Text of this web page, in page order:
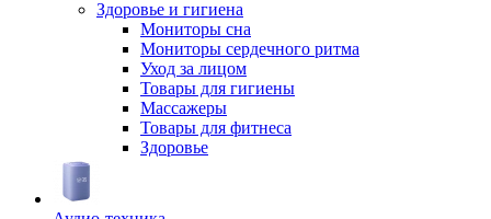
Здоровье и гигиена
Мониторы сна
Мониторы сердечного ритма
Уход за лицом
Товары для гигиены
Массажеры
Товары для фитнеса
Здоровье